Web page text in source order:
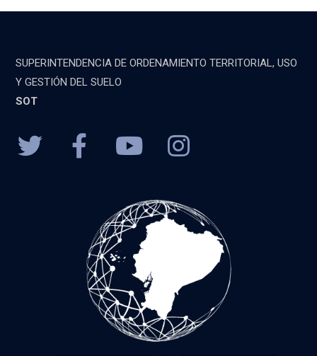
SUPERINTENDENCIA DE ORDENAMIENTO TERRITORIAL, USO
Y GESTIÓN DEL SUELO
SOT